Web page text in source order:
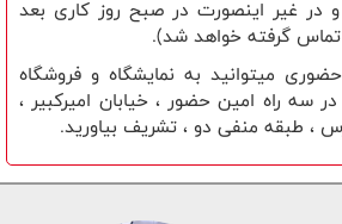
در غیر اینصورت در صبح روز کاری بعد
میتوانید به نمایشگاه و فروشگاه
سه راه امین حضور ، خیابان امیرکبیر ،
، طبقه منفی دو ، تشریف بیاورید.